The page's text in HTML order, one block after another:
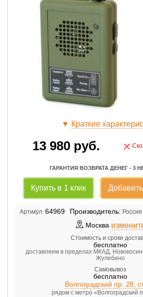
▼ Краткие
13 980 руб. ×
ГАРАНТИЯ ВОЗВРАТА ДЕНЕГ - 3
Купить в 1 клик
Артикул: 64969 Производитель: Россия
Москва
Стоимость и сроки
бесплатно
доставляем в пределах МКАД,
Жулебино
Самовывоз
бесплатно
Волгоградский пр. 28,
рядом с метро «Волгоградский